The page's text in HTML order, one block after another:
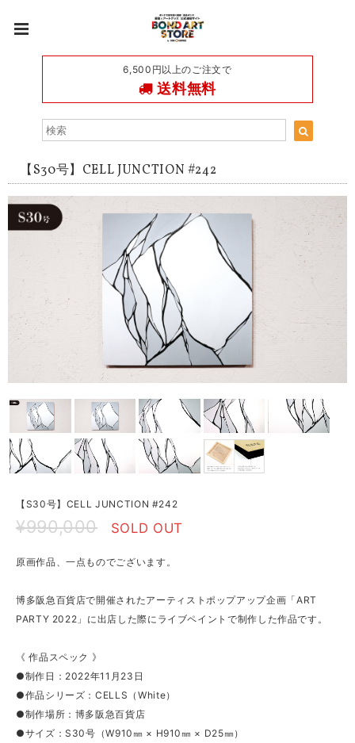
6,500円以上のご注文で
送料無料
【S30号】CELL JUNCTION #242
【S30号】CELL JUNCTION #242
¥990,000 SOLD OUT
原画作品、一点ものでございます。
博多阪急百貨店で開催されたアーティストポップアップ企画「ART
PARTY 2022」に出店した際にライブペイントで制作した作品です。
《 作品スペック 》
●制作日：2022年11月23日
●作品シリーズ：CELLS（White）
●制作場所：博多阪急百貨店
●サイズ：S30号（W910㎜ × H910㎜ × D25㎜）